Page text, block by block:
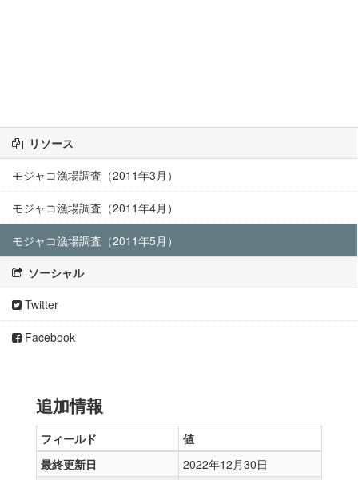
リソース
モジャコ漁場調査（2011年3月）
モジャコ漁場調査（2011年4月）
モジャコ漁場調査（2011年5月）
ソーシャル
Twitter
Facebook
追加情報
フィールド
値
最終更新日
2022年12月30日